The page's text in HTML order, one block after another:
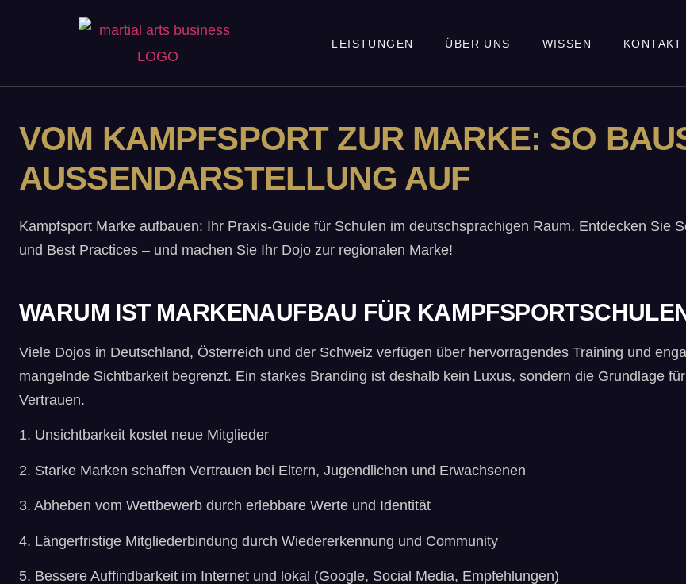
LEISTUNGEN ÜBER UNS WISSEN KONTAKT
VOM KAMPFSPORT ZUR MARKE: SO
AUSSENDARSTELLUNG AUF
Kampfsport Marke aufbauen: Ihr Praxis-Guide für Schulen im deutschsprachigen Raum. Entdecken Sie
und Best Practices – und machen Sie Ihr Dojo zur regionalen Marke!
WARUM IST MARKENAUFBAU FÜR
Viele Dojos in Deutschland, Österreich und der Schweiz verfügen über hervorragendes Training und
mangelnde Sichtbarkeit begrenzt. Ein starkes Branding ist deshalb kein Luxus, sondern die Grundlage
Vertrauen.
1. Unsichtbarkeit kostet neue Mitglieder
2. Starke Marken schaffen Vertrauen bei Eltern, Jugendlichen und Erwachsenen
3. Abheben vom Wettbewerb durch erlebbare Werte und Identität
4. Längerfristige Mitgliederbindung durch Wiedererkennung und Community
5. Bessere Auffindbarkeit im Internet und lokal (Google, Social Media, Empfehlungen)